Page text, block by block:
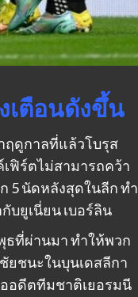
เตือนดังขึ้น
ฤดูกาลที่แล้วโบรุส
ฟิร์ตไม่สามารถคว้า
5 นัดหลังสุดในลีก ทํา
บยูเนี่ยน เบอร์ลิน
ธที่ผ่านมา ทําให้พวก
ยชนะในบุนเดสลีกา
อดีตทีมชาติเยอรมนี